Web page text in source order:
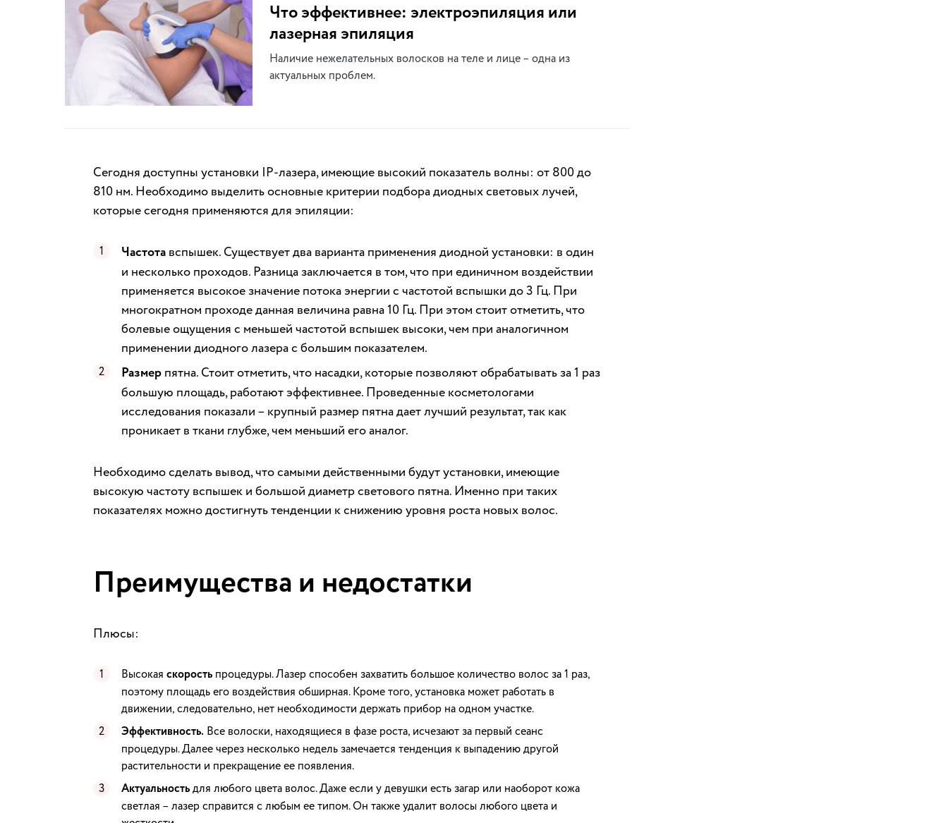
Что эффективнее: электроэпиляция или
лазерная эпиляция
Наличие нежелательных волосков на теле и лице – одна из
актуальных проблем.
Сегодня доступны установки IP-лазера, имеющие высокий показатель волны: от 800 до
810 нм. Необходимо выделить основные критерии подбора диодных световых лучей,
которые сегодня применяются для эпиляции:
Частота вспышек. Существует два варианта применения диодной установки: в один
и несколько проходов. Разница заключается в том, что при единичном воздействии
применяется высокое значение потока энергии с частотой вспышки до 3 Гц. При
многократном проходе данная величина равна 10 Гц. При этом стоит отметить, что
болевые ощущения с меньшей частотой вспышек высоки, чем при аналогичном
применении диодного лазера с большим показателем.
Размер пятна. Стоит отметить, что насадки, которые позволяют обрабатывать за 1 раз
большую площадь, работают эффективнее. Проведенные косметологами
исследования показали – крупный размер пятна дает лучший результат, так как
проникает в ткани глубже, чем меньший его аналог.
Необходимо сделать вывод, что самыми действенными будут установки, имеющие
высокую частоту вспышек и большой диаметр светового пятна. Именно при таких
показателях можно достигнуть тенденции к снижению уровня роста новых волос.
Преимущества и недостатки
Плюсы:
Высокая скорость процедуры. Лазер способен захватить большое количество волос за 1 раз,
поэтому площадь его воздействия обширная. Кроме того, установка может работать в
движении, следовательно, нет необходимости держать прибор на одном участке.
Эффективность. Все волоски, находящиеся в фазе роста, исчезают за первый сеанс
процедуры. Далее через несколько недель замечается тенденция к выпадению другой
растительности и прекращение ее появления.
Актуальностьдля любого цвета волос. Даже если у девушки есть загар или наоборот кожа
светлая – лазер справится с любым ее типом. Он также удалит волосы любого цвета и